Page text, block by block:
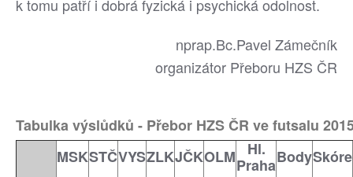
k tomu patří i dobrá fyzická i psychická odolnost.
nprap.Bc.Pavel Zámečník
organizátor Přeboru HZS ČR
Tabulka výslůdků - Přebor HZS ČR ve futsalu
MSKSTČVYSZLKJČKOLM
Hl.
PrahaBodySkóre